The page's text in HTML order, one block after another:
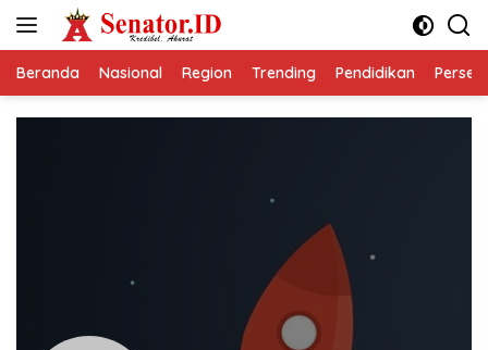
Beranda Nasional Region Trending Pendidikan